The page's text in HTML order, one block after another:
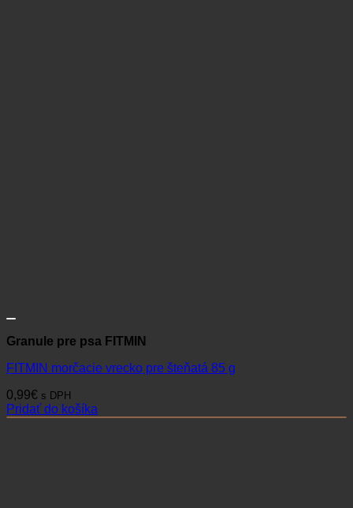
Granule pre psa FITMIN
FITMIN morčacie vrecko pre šteňatá 85 g
0,99€ s DPH
Pridať do košíka